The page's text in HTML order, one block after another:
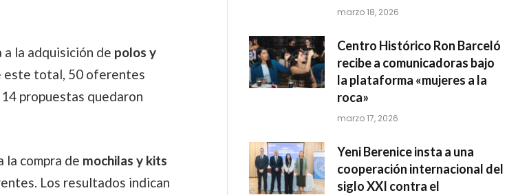
a la adquisición de polos y
este total, 50 oferentes
propuestas quedaron
compra de mochilas y kits
Los resultados indican
marzo 18, 2026
Centro Histórico Ron Barceló
recibe a comunicadoras bajo
la plataforma «mujeres a la
roca»
marzo 17, 2026
Yeni Berenice insta a una
cooperación internacional del
siglo XXI contra el